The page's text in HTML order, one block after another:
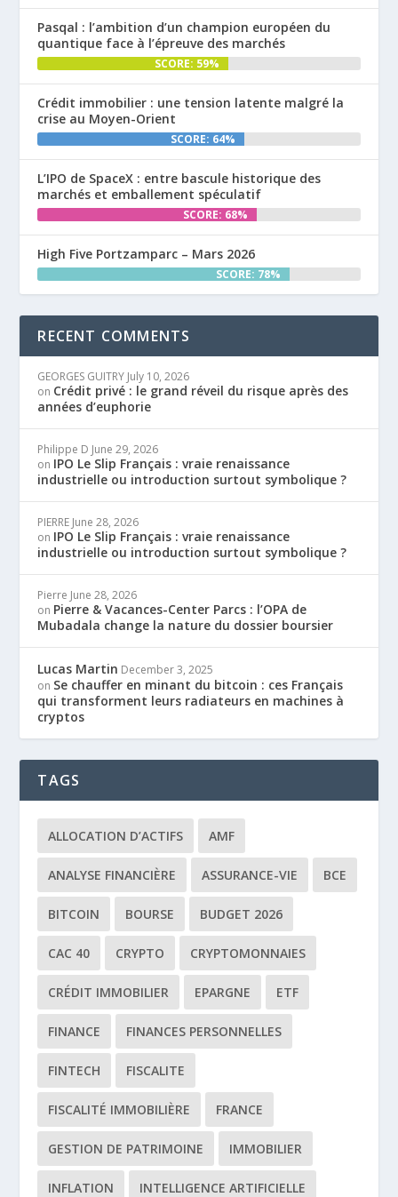
Pasqal : l’ambition d’un champion européen du
quantique face à l’épreuve des marchés
SCORE: 59%
Crédit immobilier : une tension latente malgré la
crise au Moyen-Orient
SCORE: 64%
L’IPO de SpaceX : entre bascule historique des
marchés et emballement spéculatif
SCORE: 68%
High Five Portzamparc – Mars 2026
SCORE: 78%
RECENT COMMENTS
GEORGES GUITRY July 10, 2026
on Crédit privé : le grand réveil du risque après des
années d’euphorie
Philippe D June 29, 2026
on IPO Le Slip Français : vraie renaissance
industrielle ou introduction surtout symbolique ?
PIERRE June 28, 2026
on IPO Le Slip Français : vraie renaissance
industrielle ou introduction surtout symbolique ?
Pierre June 28, 2026
on Pierre & Vacances-Center Parcs : l’OPA de
Mubadala change la nature du dossier boursier
Lucas Martin December 3, 2025
on Se chauffer en minant du bitcoin : ces Français
qui transforment leurs radiateurs en machines à
cryptos
TAGS
ALLOCATION D’ACTIFS AMF
ANALYSE FINANCIÈRE ASSURANCE-VIE BCE
BITCOIN BOURSE BUDGET 2026
CAC 40 CRYPTO CRYPTOMONNAIES
CRÉDIT IMMOBILIER EPARGNE ETF
FINANCE FINANCES PERSONNELLES
FINTECH FISCALITE
FISCALITÉ IMMOBILIÈRE FRANCE
GESTION DE PATRIMOINE IMMOBILIER
INFLATION INTELLIGENCE ARTIFICIELLE